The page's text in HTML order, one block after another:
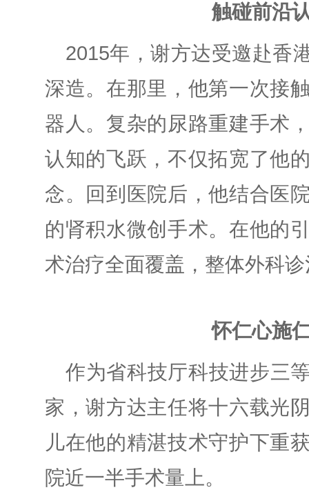
触碰前沿
2015年，谢方达受邀赴香
深造。在那里，他第一次接
器人。 复杂的尿路重建手术
认知的飞跃，不仅拓宽了他
念。
回到医院后，他结合医
的肾积水微创手术。在他的
术治疗全面覆盖，整体外科
怀仁心施
作为省科技厅科技进步三
家，谢方达主任将十六载光
儿在他的精湛技术守护下重
院近一半手术量上。